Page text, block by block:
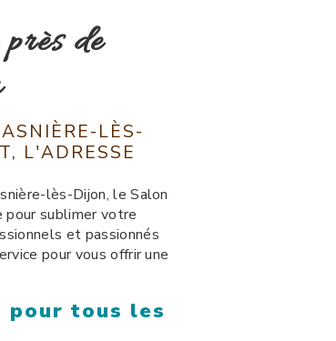
de
LÈS-
L'ADRESSE
lès-Dijon, le Salon
sublimer votre
et passionnés
pour vous offrir une
pour tous les